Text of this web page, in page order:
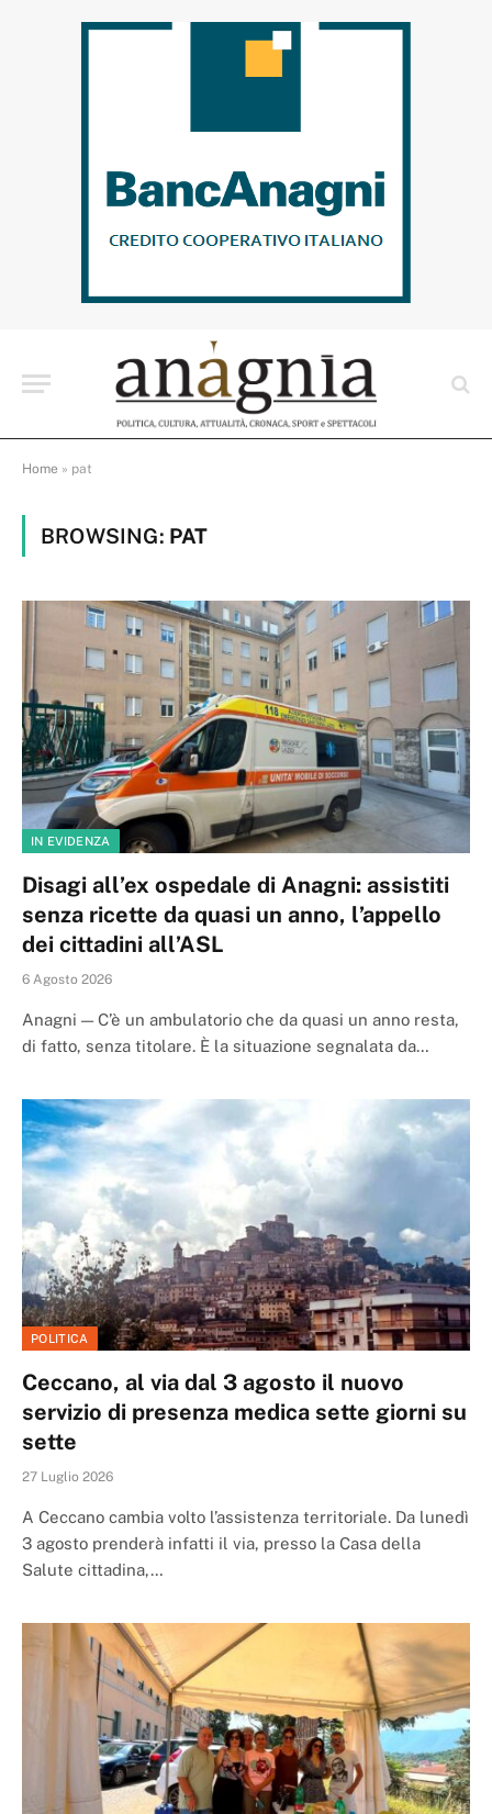
Home » pat
BROWSING: PAT
IN EVIDENZA
Disagi all’ex ospedale di Anagni: assistiti
senza ricette da quasi un anno, l’appello
dei cittadini all’ASL
6 Agosto 2026
Anagni — C’è un ambulatorio che da quasi un anno resta,
di fatto, senza titolare. È la situazione segnalata da…
POLITICA
Ceccano, al via dal 3 agosto il nuovo
servizio di presenza medica sette giorni su
sette
27 Luglio 2026
A Ceccano cambia volto l’assistenza territoriale. Da lunedì
3 agosto prenderà infatti il via, presso la Casa della
Salute cittadina,…